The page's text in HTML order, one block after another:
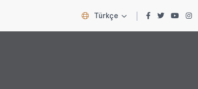
Türkçe